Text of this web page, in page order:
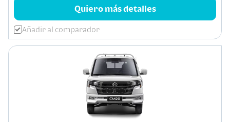
Quiero más detalles
Añadir al comparador